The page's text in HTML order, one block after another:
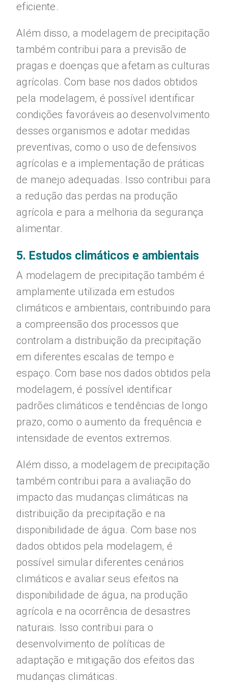
eficiente.
Além disso, a modelagem de precipitação
também contribui para a previsão de
pragas e doenças que afetam as culturas
agrícolas. Com base nos dados obtidos
pela modelagem, é possível identificar
condições favoráveis ao desenvolvimento
desses organismos e adotar medidas
preventivas, como o uso de defensivos
agrícolas e a implementação de práticas
de manejo adequadas. Isso contribui para
a redução das perdas na produção
agrícola e para a melhoria da segurança
alimentar.
5. Estudos climáticos e ambientais
A modelagem de precipitação também é
amplamente utilizada em estudos
climáticos e ambientais, contribuindo para
a compreensão dos processos que
controlam a distribuição da precipitação
em diferentes escalas de tempo e
espaço. Com base nos dados obtidos pela
modelagem, é possível identificar
padrões climáticos e tendências de longo
prazo, como o aumento da frequência e
intensidade de eventos extremos.
Além disso, a modelagem de precipitação
também contribui para a avaliação do
impacto das mudanças climáticas na
distribuição da precipitação e na
disponibilidade de água. Com base nos
dados obtidos pela modelagem, é
possível simular diferentes cenários
climáticos e avaliar seus efeitos na
disponibilidade de água, na produção
agrícola e na ocorrência de desastres
naturais. Isso contribui para o
desenvolvimento de políticas de
adaptação e mitigação dos efeitos das
mudanças climáticas.